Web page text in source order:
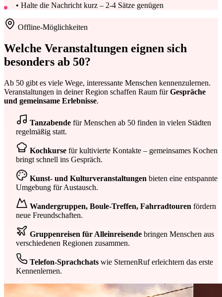
• Halte die Nachricht kurz – 2-4 Sätze genügen
Offline-Möglichkeiten
Welche Veranstaltungen eignen sich
besonders ab 50?
Ab 50 gibt es viele Wege, interessante Menschen kennenzulernen.
Veranstaltungen in deiner Region schaffen Raum fürGespräche
und gemeinsame Erlebnisse.
Tanzabende für Menschen ab 50 finden in vielen Städten
regelmäßig statt.
Kochkurse für kultivierte Kontakte – gemeinsames Kochen
bringt schnell ins Gespräch.
Kunst- und Kulturveranstaltungen bieten eine entspannte
Umgebung für Austausch.
Wandergruppen, Boule-Treffen, Fahrradtouren fördern
neue Freundschaften.
Gruppenreisen für Alleinreisende bringen Menschen aus
verschiedenen Regionen zusammen.
Telefon-Sprachchats wie SternenRuf erleichtern das erste
Kennenlernen.